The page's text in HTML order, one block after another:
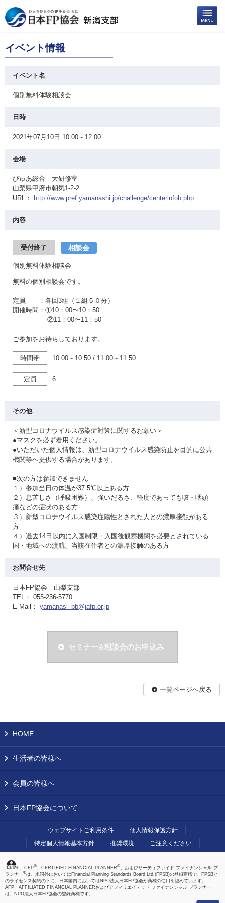
イベント情報
イベント名
個別無料体験相談会
日時
2021年07月10日 10:00～12:00
会場
ぴゅあ総合 大研修室
山梨県甲府市朝気1-2-2
URL：
http://www.pref.yamanashi.jp/challenge/centerinfob.php
内容
受付終了 相談会
個別無料体験相談会
無料の個別相談会です。
定員 ：各回3組（１組５０分）
開催時間：①10：00〜10：50
②11：00〜11：50
ご参加をお待ちしております。
時間帯 10:00～10:50 / 11:00～11:50
定員 6
その他
＜新型コロナウイルス感染症対策に関するお願い＞
●マスクを必ず着用ください。
●いただいた個人情報は、新型コロナウイルス感染防止を目的に公共
機関等へ提供する場合があります。
■次の方は参加できません
１）参加当日の体温が37.5℃以上ある方
２）息苦しさ（呼吸困難）、強いだるさ、軽度であっても咳・咽頭
痛などの症状のある方
３）新型コロナウイルス感染症陽性とされた人との濃厚接触がある
方
４）過去14日以内に入国制限・入国後観察機関を必要とされている
国・地域への渡航、当該在住者との濃厚接触のある方
お問合せ先
日本FP協会 山梨支部
TEL： 055-236-5770
E-Mail： yamanasi_bb@jafp.or.jp
セミナー&相談会のお申込み
一覧ページへ戻る
HOME
生活者の皆様へ
会員の皆様へ
日本FP協会について
ウェブサイトご利用条件
個人情報保護方針
特定個人情報基本方針
推奨環境 ご注意ください
、CFP®、CERTIFIED FINANCIAL PLANNER®、およびサーティファイド ファイナンシャル プ
ランナー®は、米国外においてはFinancial Planning Standards Board Ltd.(FPSB)の登録商標で、FPSBと
のライセンス契約の下に、日本国内においてはNPO法人日本FP協会が商標の使用を認めています。
AFP、AFFILIATED FINANCIAL PLANNERおよびアフィリエイテッド ファイナンシャル プランナー
は、NPO法人日本FP協会の登録商標です。